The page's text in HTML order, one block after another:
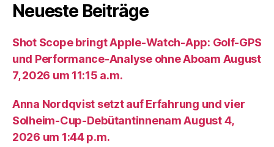
Neueste Beiträge
Shot Scope bringt Apple-Watch-App: Golf-GPS
und Performance-Analyse ohne Aboam August
7, 2026 um 11:15 a.m.
Anna Nordqvist setzt auf Erfahrung und vier
Solheim-Cup-Debütantinnenam August 4,
2026 um 1:44 p.m.